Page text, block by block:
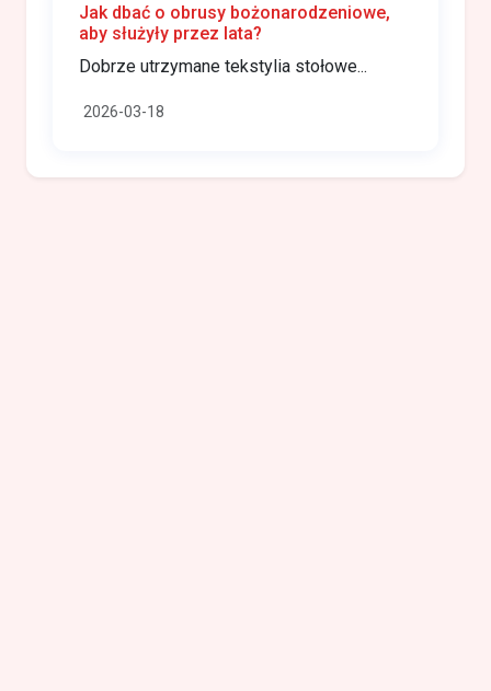
Jak dbać o obrusy bożonarodzeniowe,
aby służyły przez lata?
Dobrze utrzymane tekstylia stołowe...
2026-03-18